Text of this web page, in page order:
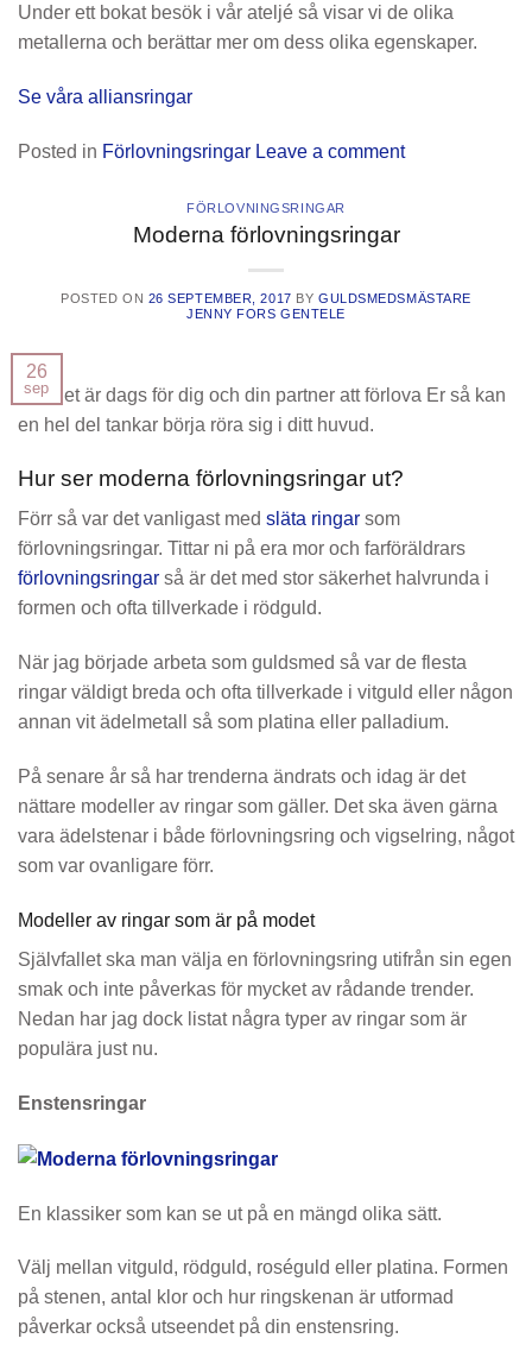
Under ett bokat besök i vår ateljé så visar vi de olika
metallerna och berättar mer om dess olika egenskaper.
Se våra alliansringar
Posted in Förlovningsringar Leave a comment
FÖRLOVNINGSRINGAR
Moderna förlovningsringar
POSTED ON 26 SEPTEMBER, 2017 BY GULDSMEDSMÄSTARE
JENNY FORS GENTELE
26
sep
När det är dags för dig och din partner att förlova Er så kan
en hel del tankar börja röra sig i ditt huvud.
Hur ser moderna förlovningsringar ut?
Förr så var det vanligast med släta ringar som
förlovningsringar. Tittar ni på era mor och farföräldrars
förlovningsringar så är det med stor säkerhet halvrunda i
formen och ofta tillverkade i rödguld.
När jag började arbeta som guldsmed så var de flesta
ringar väldigt breda och ofta tillverkade i vitguld eller någon
annan vit ädelmetall så som platina eller palladium.
På senare år så har trenderna ändrats och idag är det
nättare modeller av ringar som gäller. Det ska även gärna
vara ädelstenar i både förlovningsring och vigselring, något
som var ovanligare förr.
Modeller av ringar som är på modet
Självfallet ska man välja en förlovningsring utifrån sin egen
smak och inte påverkas för mycket av rådande trender.
Nedan har jag dock listat några typer av ringar som är
populära just nu.
Enstensringar
En klassiker som kan se ut på en mängd olika sätt.
Välj mellan vitguld, rödguld, roséguld eller platina. Formen
på stenen, antal klor och hur ringskenan är utformad
påverkar också utseendet på din enstensring.